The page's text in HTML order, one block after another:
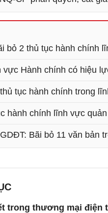
bỏ 2 thủ tục hành chính
vực Hành chính có hiệu
tục hành chính trong
hành chính lĩnh vực
Bãi bỏ 11 văn bản
trong thương mại điện